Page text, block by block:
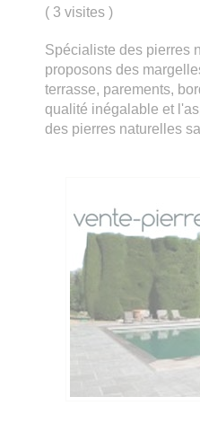
( 3 visites)
Spécialiste des pierres
proposons des
terrasse, parements,
qualité inégalable et
des pierres naturelles